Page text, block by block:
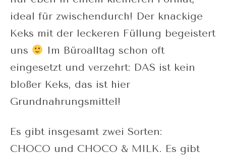
ideal für zwischendurch! Der knackige
Keks mit der leckeren Füllung begeistert
uns
Im Büroalltag schon oft
eingesetzt und verzehrt: DAS ist kein
bloßer Keks, das ist hier
Grundnahrungsmittel!
Es gibt insgesamt zwei Sorten:
CHOCO und CHOCO & MILK. Es gibt